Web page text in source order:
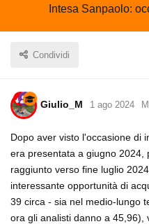
Intesa Sanpaolo:
Condividi
Giulio_M 1 ago 2024
Dopo aver visto l'occasione di
era presentata a giugno 2024,
raggiunto verso fine luglio
interessante opportunità di
39 circa - sia nel medio-lungo
ora gli analisti danno a 45,96),